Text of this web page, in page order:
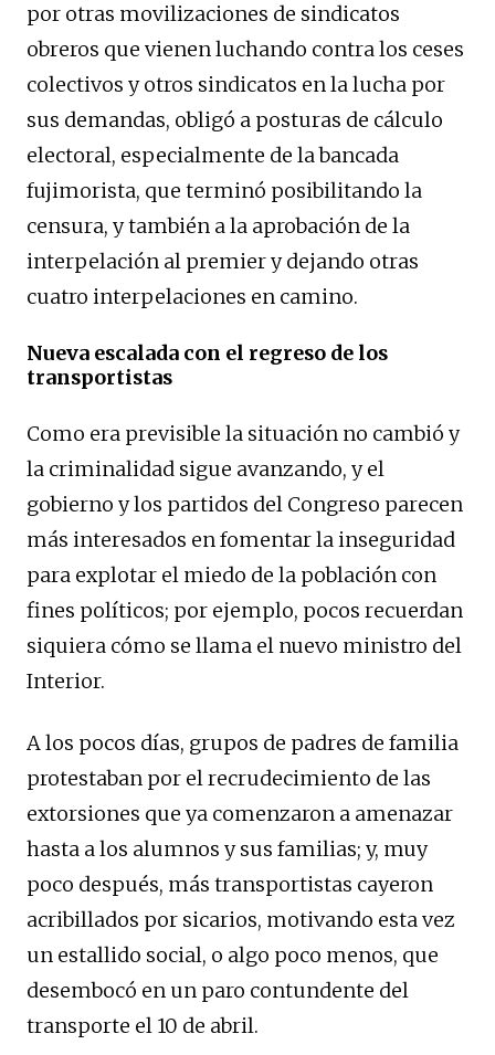
por otras movilizaciones de sindicatos
obreros que vienen luchando contra los ceses
colectivos y otros sindicatos en la lucha por
sus demandas, obligó a posturas de cálculo
electoral, especialmente de la bancada
fujimorista, que terminó posibilitando la
censura, y también a la aprobación de la
interpelación al premier y dejando otras
cuatro interpelaciones en camino.
Nueva escalada con el regreso de los
transportistas
Como era previsible la situación no cambió y
la criminalidad sigue avanzando, y el
gobierno y los partidos del Congreso parecen
más interesados en fomentar la inseguridad
para explotar el miedo de la población con
fines políticos; por ejemplo, pocos recuerdan
siquiera cómo se llama el nuevo ministro del
Interior.
A los pocos días, grupos de padres de familia
protestaban por el recrudecimiento de las
extorsiones que ya comenzaron a amenazar
hasta a los alumnos y sus familias; y, muy
poco después, más transportistas cayeron
acribillados por sicarios, motivando esta vez
un estallido social, o algo poco menos, que
desembocó en un paro contundente del
transporte el 10 de abril.